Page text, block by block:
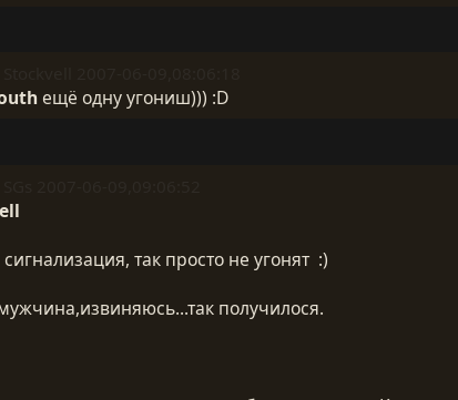
ещё одну угониш))) :D
так просто не угонят :)
получилося.